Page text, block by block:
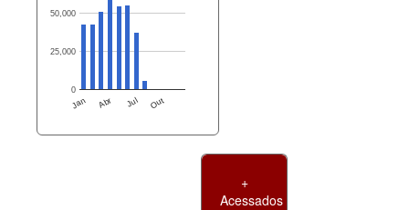
Jan Abr Jul Out
0
25,000
50,000
+
Acessados